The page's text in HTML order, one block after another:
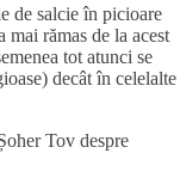
de salcie în picioare
mai rămas de la acest
tot atunci se
decât în celelalte
Tov despre